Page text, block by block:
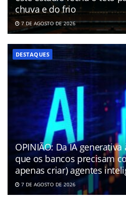
chuva e do frio
7 DE AGOSTO DE 2026
DESTAQUES
OPINIÃO: Da IA
que os bancos precisam
apenas criar) agentes
7 DE AGOSTO DE 2026